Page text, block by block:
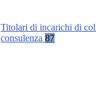
Titolari di incarichi di
consulenza 87